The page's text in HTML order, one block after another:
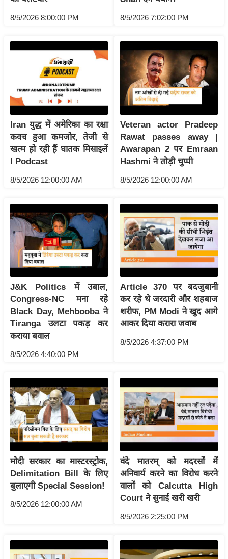
g
N
w
फ
स्टा
इ
ल
टे
लॉ
ब्यू
टी
/
फै
श
न
घ
रे
लू
नु
र्य
ट
न
स्थ
ल
फि
ट
ने
स
त्रा
ले
श
8/5/2026 8:00:00 PM 8/5/2026 7:02:00 PM
Iran युद्ध में अमेरिका का रक्षा
कवच हुआ कमजोर, तेजी से
खत्म हो रही हैं घातक मिसाइलें
I Podcast
8/5/2026 12:00:00 AM
Veteran actor Pradeep
Rawat passes away |
Awarapan 2 पर Emraan
Hashmi ने तोड़ी चुप्पी
8/5/2026 12:00:00 AM
J&K Politics में उबाल,
Congress-NC मना रहे
Black Day, Mehbooba ने
Tiranga उलटा पकड़ कर
कराया बवाल
8/5/2026 4:40:00 PM
Article 370 पर बदजुबानी
कर रहे थे जरदारी और शहबाज
शरीफ, PM Modi ने खुद आगे
आकर दिया करारा जवाब
8/5/2026 4:37:00 PM
मोदी सरकार का मास्टरस्ट्रोक,
Delimitation Bill के लिए
बुलाएगी Special Session!
8/5/2026 12:00:00 AM
वंदे मातरम् को मदरसों में
अनिवार्य करने का विरोध करने
वालों को Calcutta High
Court ने सुनाई खरी खरी
8/5/2026 2:25:00 PM